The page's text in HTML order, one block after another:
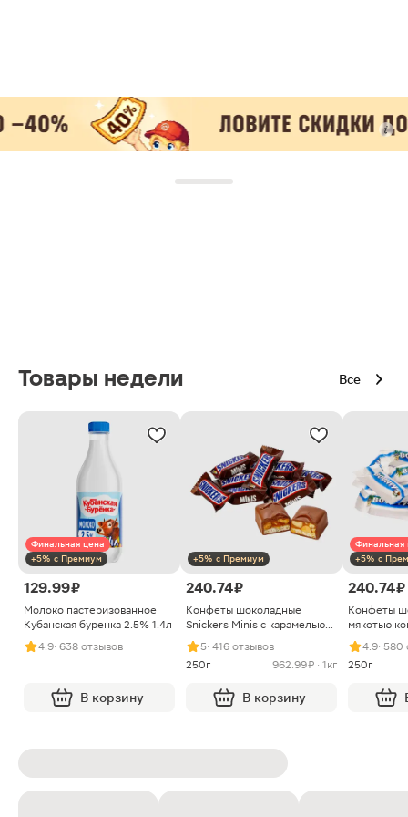
Товары недели Все
Финальная цена
+5% с Премиум
129.99 ₽
Молоко пастеризованное
Кубанская буренка 2.5% 1.4л
4.9· 638 отзывов
В корзину
+5% с Премиум
240.74 ₽
Конфеты шоколадные
Snickers Minis с карамелью
арахисом и нугой
5· 416 отзывов
250г
962.99 ₽ · 1кг
В корзину
Финальная
+5% с
240.74 ₽
Конфеты
мякотью
4.9· 580
250г